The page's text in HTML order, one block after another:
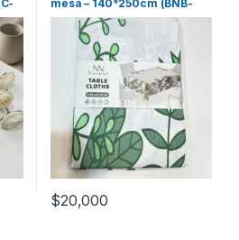
mesa – 140*250cm (BNB-
45833)
$20,000